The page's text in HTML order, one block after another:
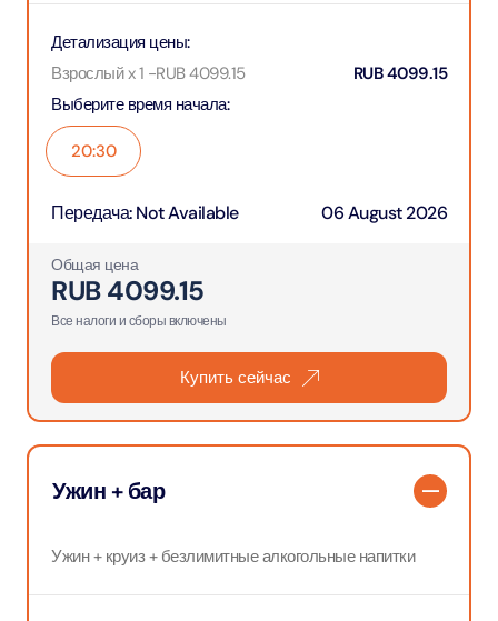
Выберите время начала:
20:30
Детализация цены:
Взрослый x 1 -RUB4099.15 RUB4099.15
Передача:Not Available 06 August 2026
Общая цена
RUB4099.15
Все налоги и сборы включены
Купить сейчас
Ужин + бар
Ужин + круиз + безлимитные алкогольные напитки